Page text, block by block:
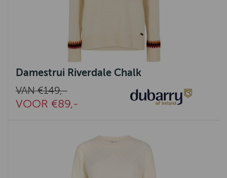
Damestrui Riverdale Chalk
VAN €149,-
VOOR €89,-